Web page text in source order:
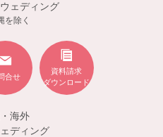
ェディング
を除く
合せ
資料請求
ダウンロード
海外
ディング